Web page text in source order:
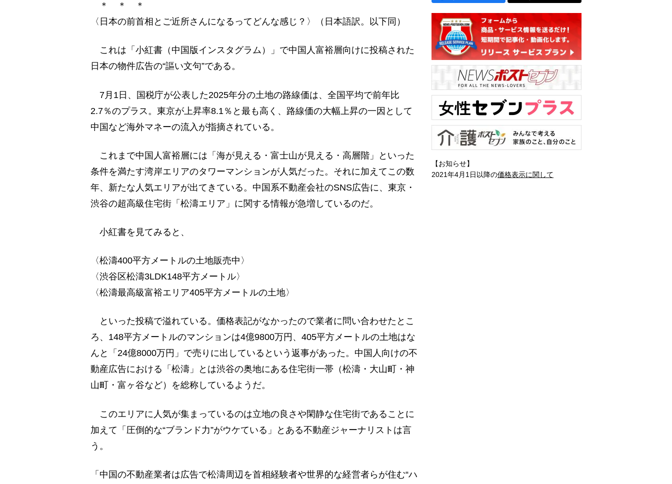
＊ ＊ ＊
〈日本の前首相とご近所さんになるってどんな感じ？〉（日本語訳。以下同）
これは「小紅書（中国版インスタグラム）」で中国人富裕層向けに投稿された
日本の物件広告の“謳い文句”である。
7月1日、国税庁が公表した2025年分の土地の路線価は、全国平均で前年比
2.7％のプラス。東京が上昇率8.1％と最も高く、路線価の大幅上昇の一因として
中国など海外マネーの流入が指摘されている。
これまで中国人富裕層には「海が見える・富士山が見える・高層階」といった
条件を満たす湾岸エリアのタワーマンションが人気だった。それに加えてこの数
年、新たな人気エリアが出てきている。中国系不動産会社のSNS広告に、東京・
渋谷の超高級住宅街「松濤エリア」に関する情報が急増しているのだ。
小紅書を見てみると、
〈松濤400平方メートルの土地販売中〉
〈渋谷区松濤3LDK148平方メートル〉
〈松濤最高級富裕エリア405平方メートルの土地〉
といった投稿で溢れている。価格表記がなかったので業者に問い合わせたとこ
ろ、148平方メートルのマンションは4億9800万円、405平方メートルの土地はな
んと「24億8000万円」で売りに出しているという返事があった。中国人向けの不
動産広告における「松濤」とは渋谷の奥地にある住宅街一帯（松濤・大山町・神
山町・富ヶ谷など）を総称しているようだ。
このエリアに人気が集まっているのは立地の良さや閑静な住宅街であることに
加えて「圧倒的な“ブランド力”がウケている」とある不動産ジャーナリストは言
う。
「中国の不動産業者は広告で松濤周辺を首相経験者や世界的な経営者らが住む“ハ
【お知らせ】
2021年4月1日以降の価格表示に関して